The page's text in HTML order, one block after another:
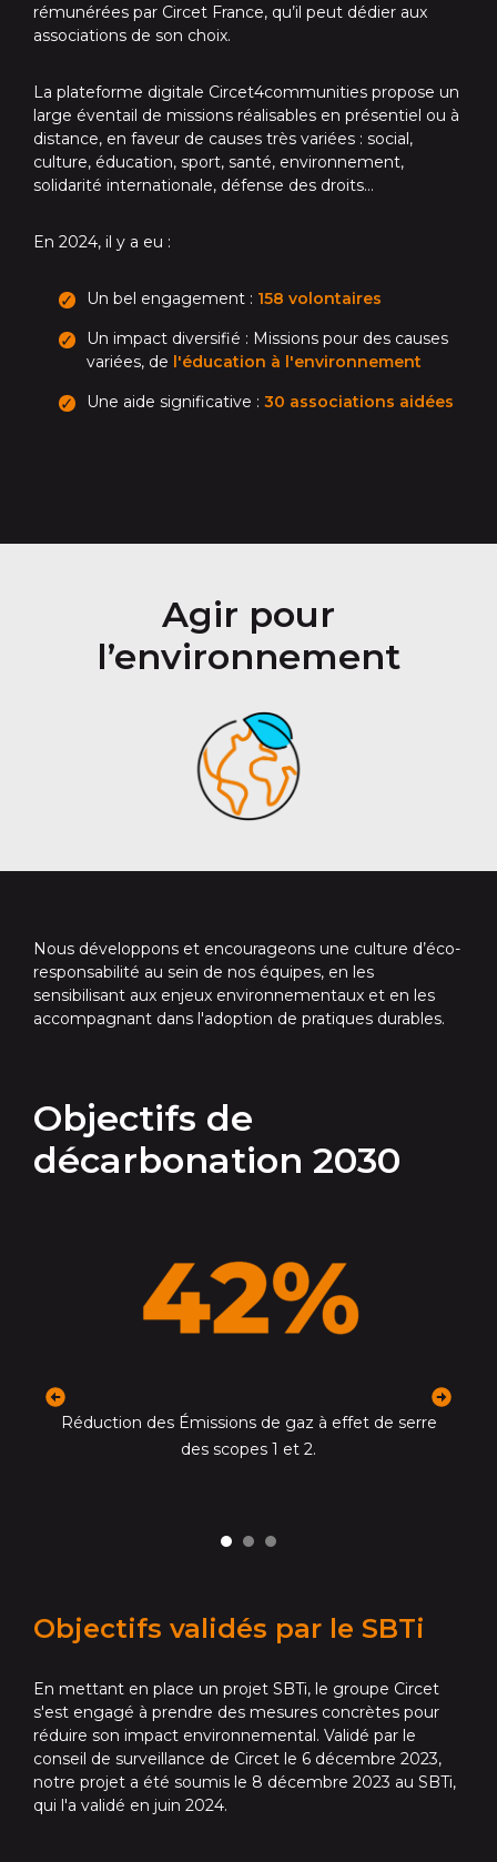
rémunérées par Circet France, qu’il peut dédier aux
associations de son choix.
La plateforme digitale Circet4communities propose un
large éventail de missions réalisables en présentiel ou à
distance, en faveur de causes très variées : social,
culture, éducation, sport, santé, environnement,
solidarité internationale, défense des droits…
En 2024, il y a eu :
Un bel engagement : 158 volontaires
Un impact diversifié : Missions pour des causes
variées, de l'éducation à l'environnement
Une aide significative : 30 associations aidées
Agir pour
l’environnement
Nous développons et encourageons une culture d’éco-
responsabilité au sein de nos équipes, en les
sensibilisant aux enjeux environnementaux et en les
accompagnant dans l'adoption de pratiques durables.
Objectifs de
décarbonation 2030
Réduction des Émissions de gaz à effet de serre
des scopes 1 et 2.
précédent suivant
Objectifs validés par le SBTi
En mettant en place un projet SBTi, le groupe Circet
s'est engagé à prendre des mesures concrètes pour
réduire son impact environnemental. Validé par le
conseil de surveillance de Circet le 6 décembre 2023,
notre projet a été soumis le 8 décembre 2023 au SBTi,
qui l'a validé en juin 2024.